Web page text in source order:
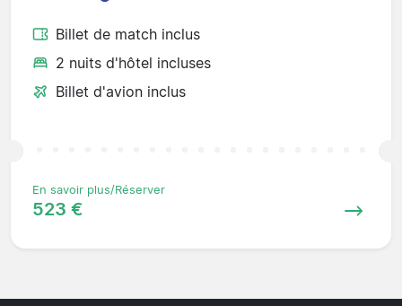
Billet de match inclus
2 nuits d'hôtel incluses
Billet d'avion inclus
En savoir plus/Réserver
523 €